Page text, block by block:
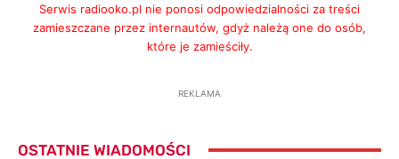
Serwis radiooko.pl nie ponosi odpowiedzialności za treści
zamieszczane przez internautów, gdyż należą one do osób,
które je zamieściły.
REKLAMA
OSTATNIE WIADOMOŚCI